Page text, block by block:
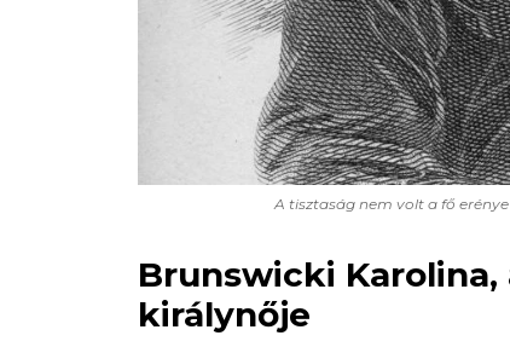
A tisztaság nem volt a fő
Brunswicki Karolina,
királynője